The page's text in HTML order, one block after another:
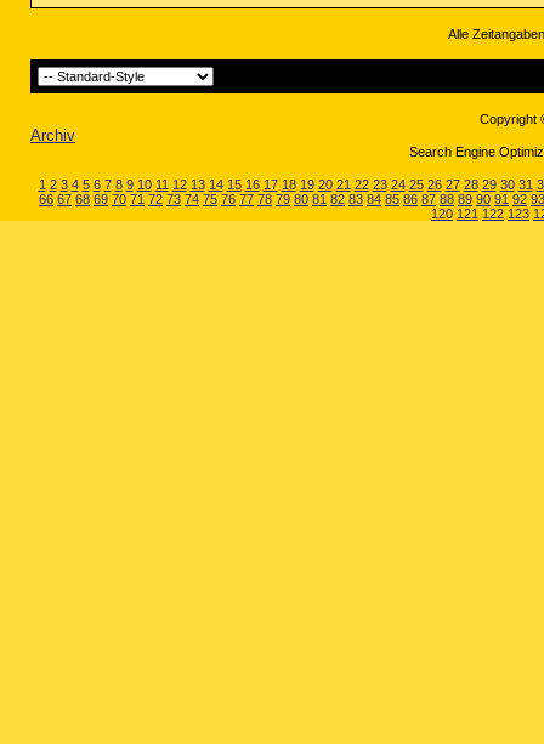
Alle
Copyright
Archiv
Search Engine
1 2 3 4 5 6 7 8 9 10 11 12 13 14 15 16 17 18 19 20 21 22 23 24 25 26 27 28 29 30 31
66 67 68 69 70 71 72 73 74 75 76 77 78 79 80 81 82 83 84 85 86 87 88 89 90 91 92 93
120 121 122 123